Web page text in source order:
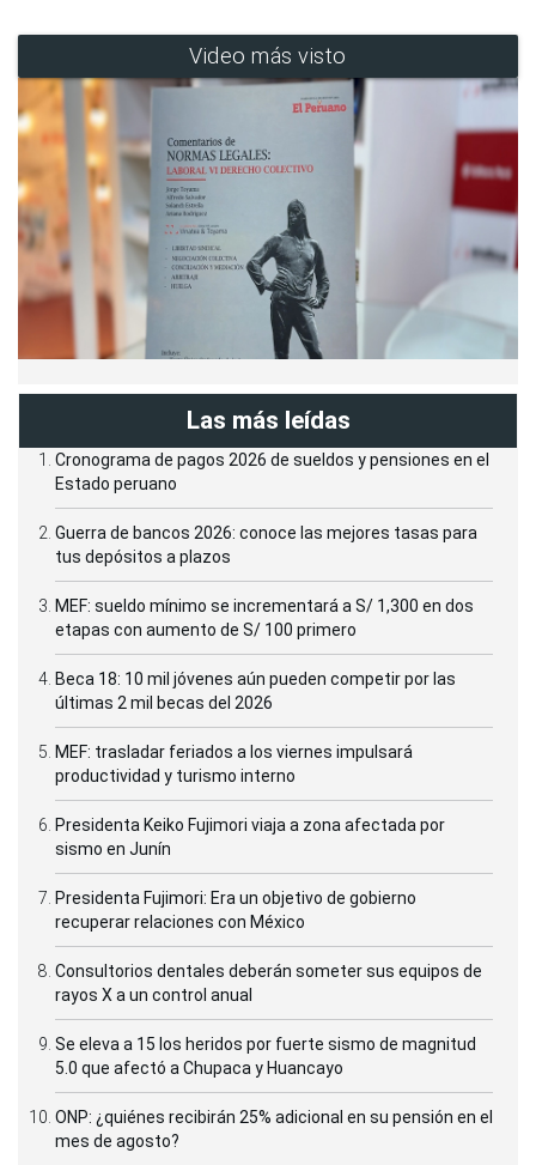
Video más visto
Las más leídas
Cronograma de pagos 2026 de sueldos y pensiones en el
Estado peruano
Guerra de bancos 2026: conoce las mejores tasas para
tus depósitos a plazos
MEF: sueldo mínimo se incrementará a S/ 1,300 en dos
etapas con aumento de S/ 100 primero
Beca 18: 10 mil jóvenes aún pueden competir por las
últimas 2 mil becas del 2026
MEF: trasladar feriados a los viernes impulsará
productividad y turismo interno
Presidenta Keiko Fujimori viaja a zona afectada por
sismo en Junín
Presidenta Fujimori: Era un objetivo de gobierno
recuperar relaciones con México
Consultorios dentales deberán someter sus equipos de
rayos X a un control anual
Se eleva a 15 los heridos por fuerte sismo de magnitud
5.0 que afectó a Chupaca y Huancayo
ONP: ¿quiénes recibirán 25% adicional en su pensión en el
mes de agosto?